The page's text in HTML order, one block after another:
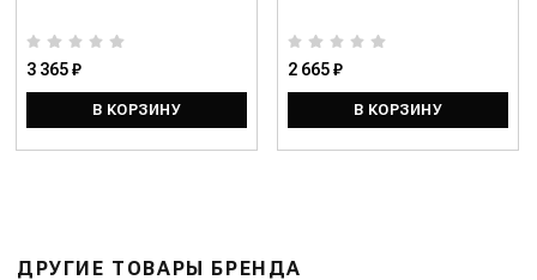
3 365 ₽
В КОРЗИНУ
2 665 ₽
В КОРЗИНУ
ДРУГИЕ ТОВАРЫ БРЕНДА